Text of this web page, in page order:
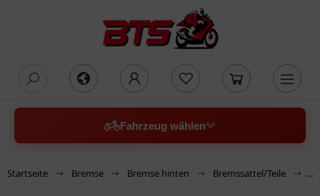
Fahrzeug wählen
Startseite Bremse Bremse hinten Bremssattel/Teile